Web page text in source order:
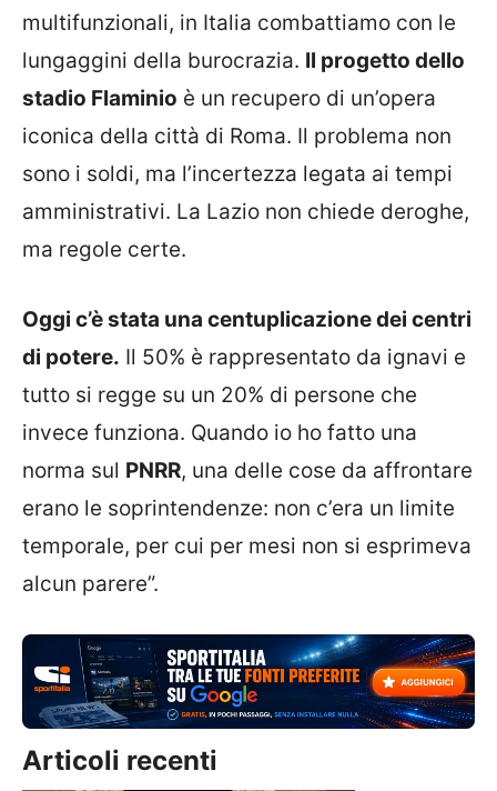
multifunzionali, in Italia combattiamo con le
lungaggini della burocrazia. Il progetto dello
stadio Flaminio è un recupero di un’opera
iconica della città di Roma. Il problema non
sono i soldi, ma l’incertezza legata ai tempi
amministrativi. La Lazio non chiede deroghe,
ma regole certe.
Oggi c’è stata una centuplicazione dei centri
di potere. Il 50% è rappresentato da ignavi e
tutto si regge su un 20% di persone che
invece funziona. Quando io ho fatto una
norma sul PNRR, una delle cose da affrontare
erano le soprintendenze: non c’era un limite
temporale, per cui per mesi non si esprimeva
alcun parere”.
Articoli recenti